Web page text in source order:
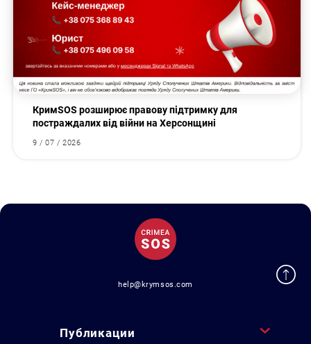
КримSOS розширює правову підтримку для
постраждалих від війни на Херсонщині
9 / 07 / 2026
help@krymsos.com
Публикации